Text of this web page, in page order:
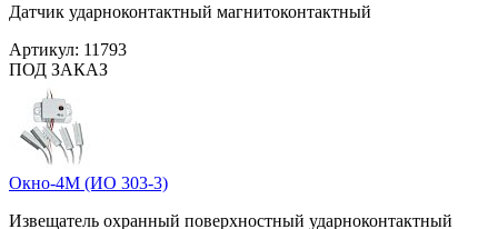
Датчик ударноконтактный магнитоконтактный
Артикул: 11793
ПОД ЗАКАЗ
Окно-4М (ИО 303-3)
Извещатель охранный поверхностный ударноконтактный